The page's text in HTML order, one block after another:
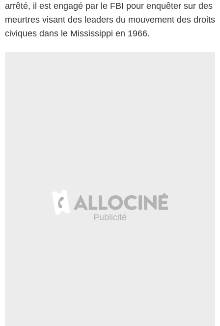
arrêté, il est engagé par le FBI pour enquêter sur des
meurtres visant des leaders du mouvement des droits
civiques dans le Mississippi en 1966.